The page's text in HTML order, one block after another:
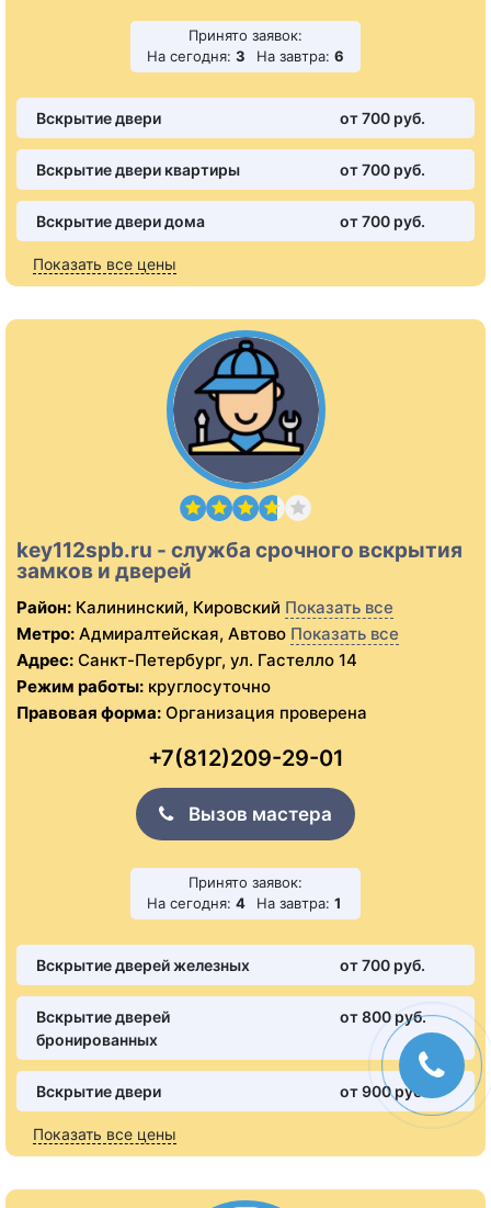
Принято заявок:
На сегодня: 3 На завтра: 6
Вскрытие двери от 700 pуб.
Вскрытие двери квартиры от 700 pуб.
Вскрытие двери дома от 700 pуб.
Показать все цены
key112spb.ru - служба срочного вскрытия
замков и дверей
Район: Калининский, Кировский Показать все
Метро: Адмиралтейская, Автово Показать все
Адрес: Санкт-Петербург, ул. Гастелло 14
Режим работы: круглосуточно
Правовая форма: Организация проверена
+7(812)209-29-01
Вызов мастера
Принято заявок:
На сегодня: 4 На завтра: 1
Вскрытие дверей железных от 700 pуб.
Вскрытие дверей
бронированных
от 800 pуб.
Вскрытие двери от 900 pуб.
Показать все цены